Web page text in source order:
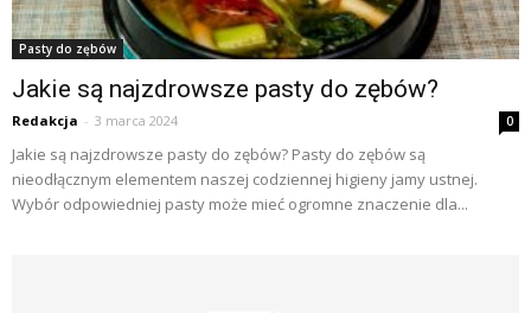
Pasty do zębów
Jakie są najzdrowsze pasty do zębów?
Redakcja - 3 marca 2024 0
Jakie są najzdrowsze pasty do zębów? Pasty do zębów są
nieodłącznym elementem naszej codziennej higieny jamy ustnej.
Wybór odpowiedniej pasty może mieć ogromne znaczenie dla...